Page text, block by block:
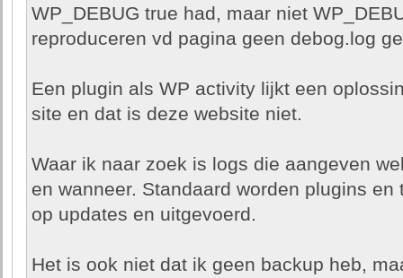
WP_DEBUG true had, maar niet
reproduceren vd pagina geen debog.log
Een plugin als WP activity lijkt een
site en dat is deze website niet.
Waar ik naar zoek is logs die aangeven
en wanneer. Standaard worden plugins
op updates en uitgevoerd.
Het is ook niet dat ik geen backup heb,